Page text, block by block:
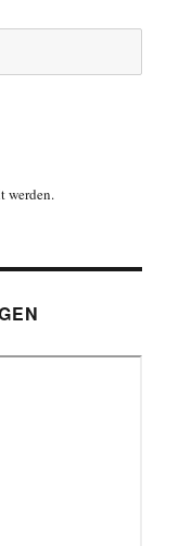
werden.